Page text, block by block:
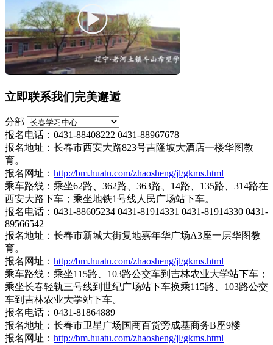
立即联系我们完美邂逅
分部
报名电话：0431-88408222 0431-88967678
报名地址：长春市西安大路823号吉隆坡大酒店一楼华图教
育。
报名网址： http://bm.huatu.com/zhaosheng/jl/gkms.html
乘车路线：乘坐62路、362路、363路、14路、135路、314路在
西安大路下车；乘坐地铁1号线人民广场站下车。
报名电话：0431-88605234 0431-81914331 0431-81914330 0431-
89566542
报名地址：长春市新城大街复地嘉年华广场A3座一层华图教
育。
报名网址： http://bm.huatu.com/zhaosheng/jl/gkms.html
乘车路线：乘坐115路、103路公交车到吉林农业大学站下车；
乘坐长春轻轨三号线到世纪广场站下车换乘115路、103路公交
车到吉林农业大学站下车。
报名电话：0431-81864889
报名地址：长春市卫星广场国商百货旁成基商务B座9楼
报名网址： http://bm.huatu.com/zhaosheng/jl/gkms.html